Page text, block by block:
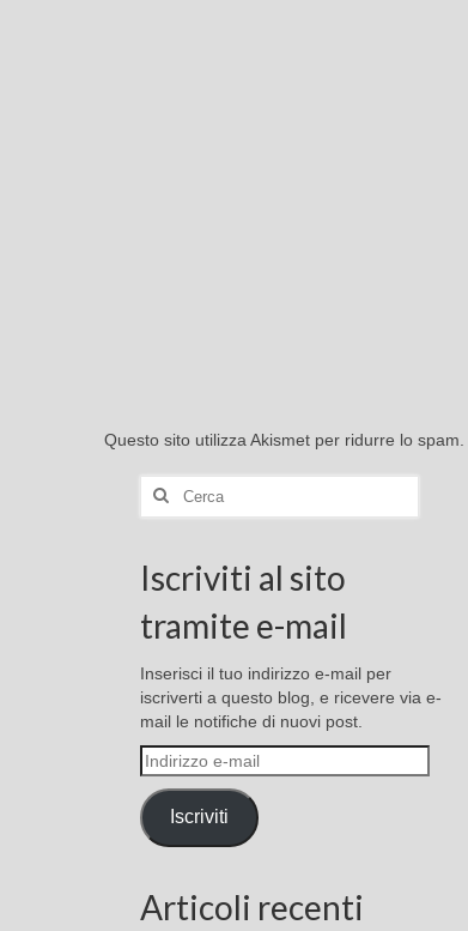
Questo sito utilizza Akismet per ridurre lo spam.
Cerca:
Iscriviti al sito
tramite e-mail
Inserisci il tuo indirizzo e-mail per
iscriverti a questo blog, e ricevere via e-
mail le notifiche di nuovi post.
Indirizzo
e-
mail
Iscriviti
Articoli recenti